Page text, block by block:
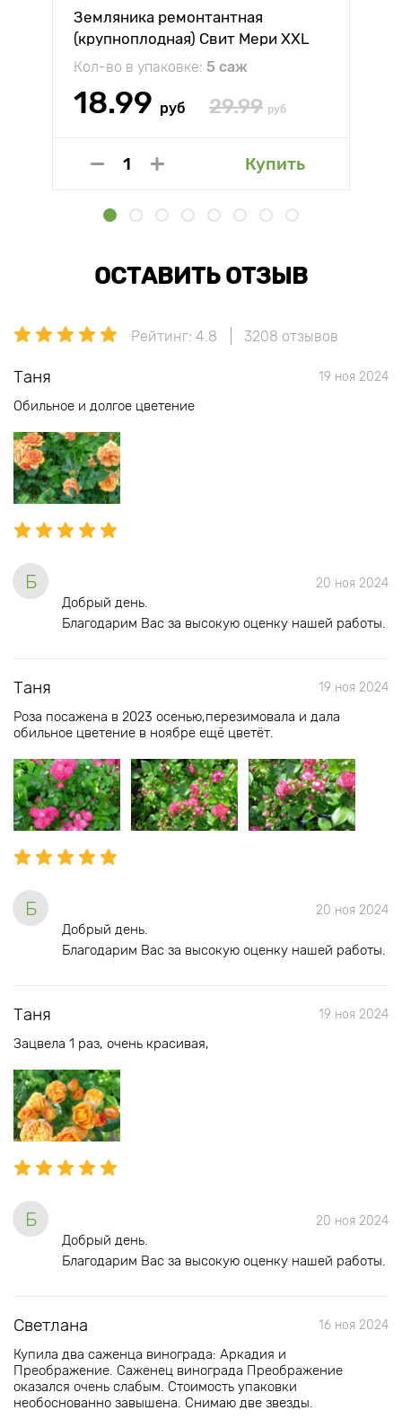
Земляника ремонтантная
(крупноплодная) Свит Мери XXL
Кол-во в упаковке: 5 саж
18.99 руб 29.99 руб
Купить
ОСТАВИТЬ ОТЗЫВ
Рейтинг: 4.8 3208 отзывов
Таня 19 ноя 2024
Обильное и долгое цветение
Б 20 ноя 2024
Добрый день.
Благодарим Вас за высокую оценку нашей работы.
Таня 19 ноя 2024
Роза посажена в 2023 осенью,перезимовала и дала
обильное цветение в ноябре ещё цветёт.
Б 20 ноя 2024
Добрый день.
Благодарим Вас за высокую оценку нашей работы.
Таня 19 ноя 2024
Зацвела 1 раз, очень красивая,
Б 20 ноя 2024
Добрый день.
Благодарим Вас за высокую оценку нашей работы.
Светлана 16 ноя 2024
Купила два саженца винограда: Аркадия и
Преображение. Саженец винограда Преображение
оказался очень слабым. Стоимость упаковки
необоснованно завышена. Снимаю две звезды.